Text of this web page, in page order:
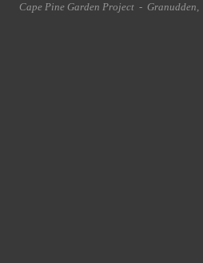
Cape Pine Garden Project - Granudden,